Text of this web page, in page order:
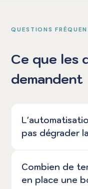
QUESTIONS
Ce que les
demandent
pas dégrader
Combien de
en place une